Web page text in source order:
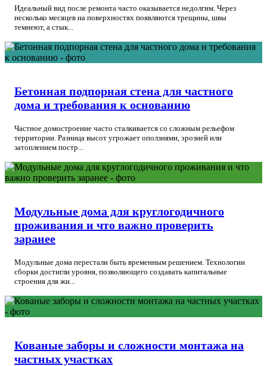
Идеальный вид после ремонта часто оказывается недолгим. Через
несколько месяцев на поверхностях появляются трещины, швы
темнеют, а стык...
Бетонная подпорная стена для частного
дома и требования к основанию
Частное домостроение часто сталкивается со сложным рельефом
территории. Разница высот угрожает оползнями, эрозией или
затоплением постр...
Модульные дома для круглогодичного
проживания и что важно проверить
заранее
Модульные дома перестали быть временным решением. Технологии
сборки достигли уровня, позволяющего создавать капитальные
строения для жи...
Кованые заборы и сложности монтажа на
частных участках